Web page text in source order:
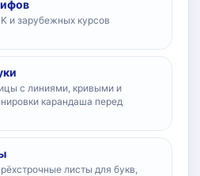
и зарубежных курсов
с линиями, кривыми и
карандаша перед
листы для букв,